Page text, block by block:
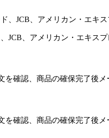
JCB、アメリカン・エキスプ
を確認、商品の確保完了後
を確認、商品の確保完了後